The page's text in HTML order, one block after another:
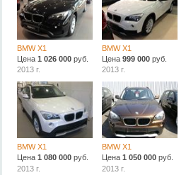
BMW X1
Цена1 026 000 руб.
2013 г.
BMW X1
Цена999 000 руб.
2013 г.
BMW X1
Цена1 080 000 руб.
2013 г.
BMW X1
Цена1 050 000 руб.
2013 г.